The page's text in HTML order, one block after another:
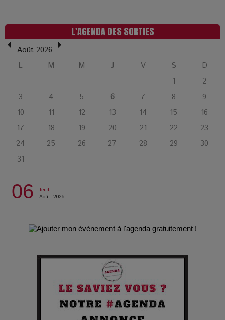
réseaux
L’Affaire Bojarski : entre faux billets et vraie tragédie
humaine
L’or blanc à la croisée des chemins : Rumilly interroge
l’avenir de la montagne française
La Femme de Ménage : Plongez dans le thriller
Pourquoi les Petites Entreprises Créatives Deviennent les
Cibles des Hackers
L'AGENDA DES SORTIES
Août 2026
L
M M J V S
D
1
2
3
4 5 6 7 8
9
10
11 12 13 14 15
16
17
18 19 20 21 22
23
24
25 26 27 28 29
30
31
06
Jeudi
Août, 2026